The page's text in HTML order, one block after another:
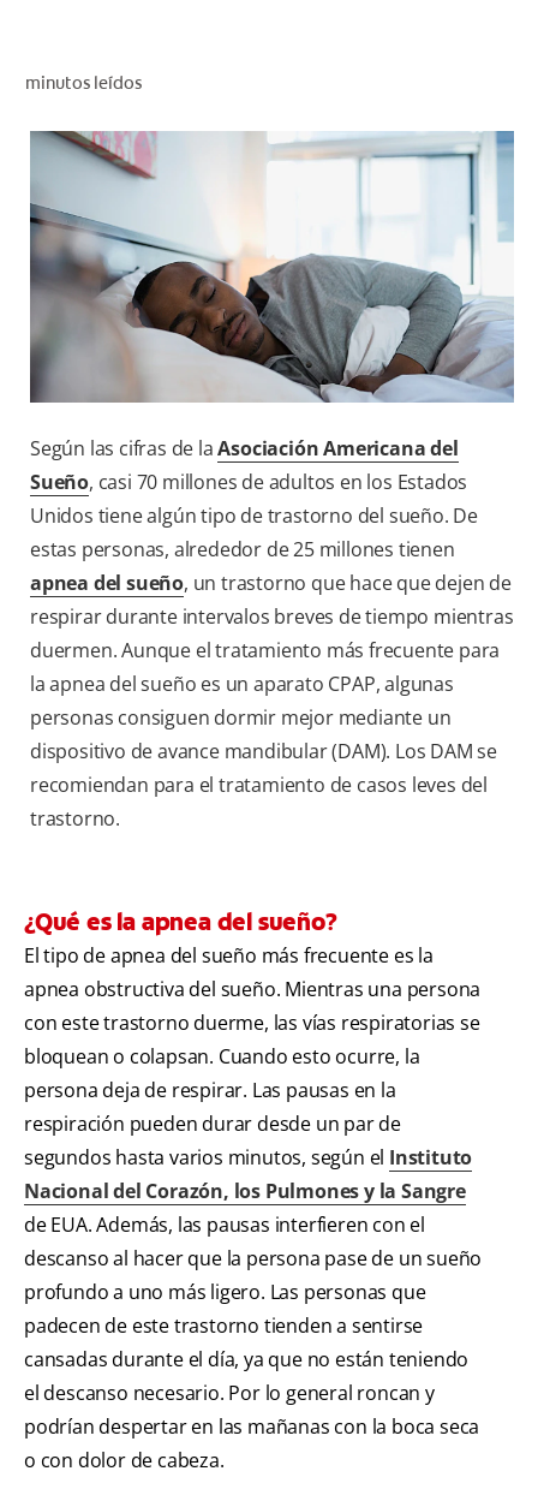
PARA PROFESIONALES
CUPONES
EC (ES)
SUSCRÍBETE
minutos leídos
Según las cifras de laAsociación Americana del
Sueño, casi 70 millones de adultos en los Estados
Unidos tiene algún tipo de trastorno del sueño. De
estas personas, alrededor de 25 millones tienen
apnea del sueño, un trastorno que hace que dejen de
respirar durante intervalos breves de tiempo mientras
duermen. Aunque el tratamiento más frecuente para
la apnea del sueño es un aparato CPAP, algunas
personas consiguen dormir mejor mediante un
dispositivo de avance mandibular (DAM). Los DAM se
recomiendan para el tratamiento de casos leves del
trastorno.
¿Qué es la apnea del sueño?
El tipo de apnea del sueño más frecuente es la
apnea obstructiva del sueño. Mientras una persona
con este trastorno duerme, las vías respiratorias se
bloquean o colapsan. Cuando esto ocurre, la
persona deja de respirar. Las pausas en la
respiración pueden durar desde un par de
segundos hasta varios minutos, según el Instituto
Nacional del Corazón, los Pulmones y la Sangre
de EUA. Además, las pausas interfieren con el
descanso al hacer que la persona pase de un sueño
profundo a uno más ligero. Las personas que
padecen de este trastorno tienden a sentirse
cansadas durante el día, ya que no están teniendo
el descanso necesario. Por lo general roncan y
podrían despertar en las mañanas con la boca seca
o con dolor de cabeza.